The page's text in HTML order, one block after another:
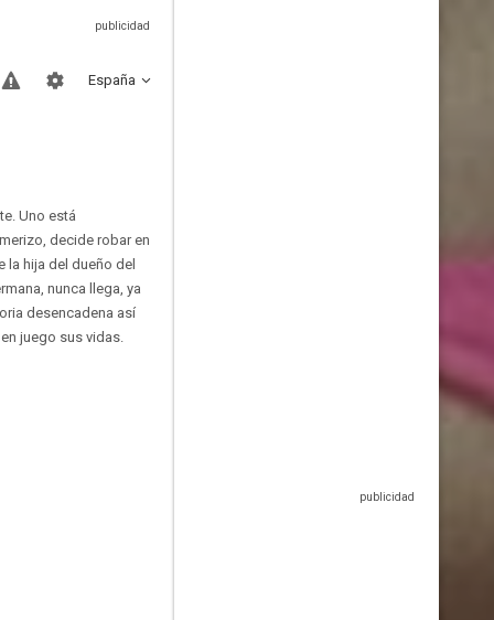
España
Uno está
decide robar en
la hija del dueño del
nunca llega, ya
desencadena así
juego sus vidas.